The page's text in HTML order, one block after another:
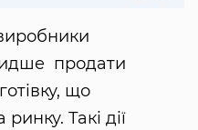
продати
що
Такі дії